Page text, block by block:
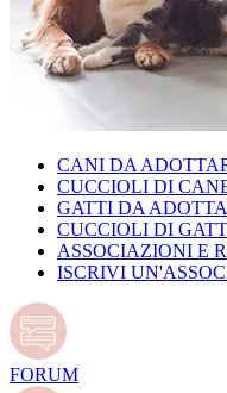
CANI DA
CUCCIOLI DI
GATTI DA
CUCCIOLI DI
ASSOCIAZIONI E
ISCRIVI
FORUM